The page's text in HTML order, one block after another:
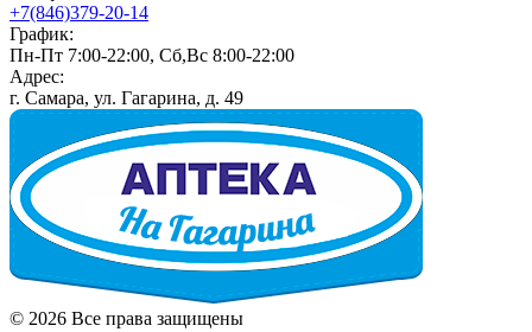
+7(846)379-20-14
График:
Пн-Пт 7:00-22:00, Сб,Вс 8:00-22:00
Адрес:
г. Самара, ул. Гагарина, д. 49
© 2026 Все права защищены